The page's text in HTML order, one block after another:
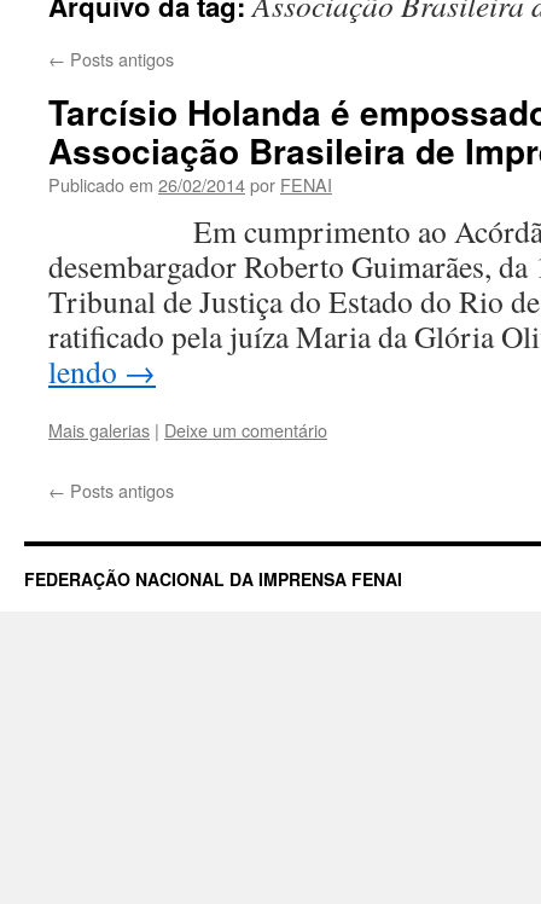
← Posts antigos
Tarcísio Holanda é
Associação Brasileira de
Publicado em 26/02/2014por FENAI
Em cumprimento ao Acórdão
desembargador Roberto Guimarães,
Tribunal de Justiça do Estado do Rio
ratificado pela juíza Maria da Glória
lendo →
Mais galerias | Deixe um comentário
← Posts antigos
FEDERAÇÃO NACIONAL DA IMPRENSA FENAI